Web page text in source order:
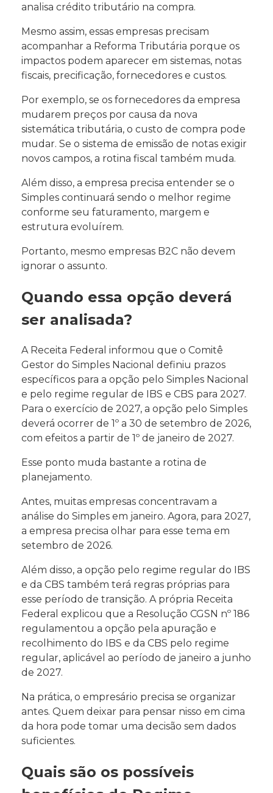
analisa crédito tributário na compra.
Mesmo assim, essas empresas precisam
acompanhar a Reforma Tributária porque os
impactos podem aparecer em sistemas, notas
fiscais, precificação, fornecedores e custos.
Por exemplo, se os fornecedores da empresa
mudarem preços por causa da nova
sistemática tributária, o custo de compra pode
mudar. Se o sistema de emissão de notas exigir
novos campos, a rotina fiscal também muda.
Além disso, a empresa precisa entender se o
Simples continuará sendo o melhor regime
conforme seu faturamento, margem e
estrutura evoluírem.
Portanto, mesmo empresas B2C não devem
ignorar o assunto.
Quando essa opção deverá
ser analisada?
A Receita Federal informou que o Comitê
Gestor do Simples Nacional definiu prazos
específicos para a opção pelo Simples Nacional
e pelo regime regular de IBS e CBS para 2027.
Para o exercício de 2027, a opção pelo Simples
deverá ocorrer de 1º a 30 de setembro de 2026,
com efeitos a partir de 1º de janeiro de 2027.
Esse ponto muda bastante a rotina de
planejamento.
Antes, muitas empresas concentravam a
análise do Simples em janeiro. Agora, para 2027,
a empresa precisa olhar para esse tema em
setembro de 2026.
Além disso, a opção pelo regime regular do IBS
e da CBS também terá regras próprias para
esse período de transição. A própria Receita
Federal explicou que a Resolução CGSN nº 186
regulamentou a opção pela apuração e
recolhimento do IBS e da CBS pelo regime
regular, aplicável ao período de janeiro a junho
de 2027.
Na prática, o empresário precisa se organizar
antes. Quem deixar para pensar nisso em cima
da hora pode tomar uma decisão sem dados
suficientes.
Quais são os possíveis